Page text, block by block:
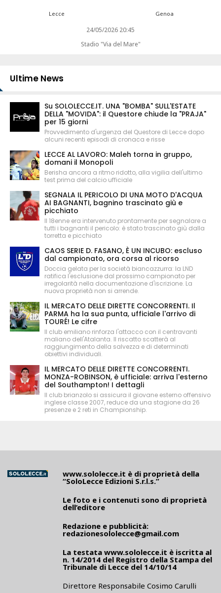
Lecce Genoa
24/05/2026 20:45
Stadio "Via del Mare"
Ultime News
Su SOLOLECCE.IT. UNA "BOMBA" SULL'ESTATE
DELLA "MOVIDA": il Questore chiude la "PRAJA"
per 15 giorni
Provvedimento d'urgenza del Questore di Lecce dopo
alcuni recenti episodi di cronaca e risse
LECCE AL LAVORO: Maleh torna in gruppo,
domani il Monopoli
Berisha ancora a ritmo ridotto, alla vigilia dell'ultimo
test prima del calcio ufficiale
SEGNALA IL PERICOLO DI UNA MOTO D'ACQUA
AI BAGNANTI, bagnino trascinato giù e
picchiato
Il 18enne era intervenuto prontamente per segnalare a
tutti i bagnanti il pericolo: è stato trascinato giù dalla
torretta e picchiato
CAOS SERIE D. FASANO, È UN INCUBO: escluso
dal campionato, ora corsa al ricorso
Doccia gelata per la società biancazzurra: la LND
ratifica l'esclusione dal prossimo campionato per
irregolarità nella documentazione d'iscrizione. La
nuova proprietà non si arrende.
IL MERCATO DELLE DIRETTE CONCORRENTI. Il
PARMA ha la sua punta, ufficiale l'arrivo di
TOURÉ! Le cifre
Il club emiliano rinforza l'attacco con il centravanti
maliano dell'Atalanta. Il riscatto scatterà al
raggiungimento della salvezza e di determinati
obiettivi individuali.
IL MERCATO DELLE DIRETTE CONCORRENTI.
MONZA-ROBINSON, è ufficiale: arriva l'esterno
del Southampton! I dettagli
Il club brianzolo si assicura il giovane esterno offensivo
inglese classe 2007, reduce da una stagione da 26
presenze e 2 reti in Championship.
www.sololecce.it è di proprietà della
“SoloLecce Edizioni S.r.l.s.”
Le foto e i contenuti sono di proprietà
dell’editore
Redazione e pubblicità:
redazionesololecce@gmail.com
La testata www.sololecce.it è iscritta al
n. 14/2014 del Registro della Stampa del
Tribunale di Lecce del 14/10/14
Direttore Responsabile Cosimo Carulli